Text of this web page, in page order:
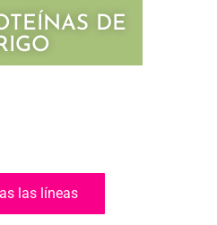
DE
las líneas